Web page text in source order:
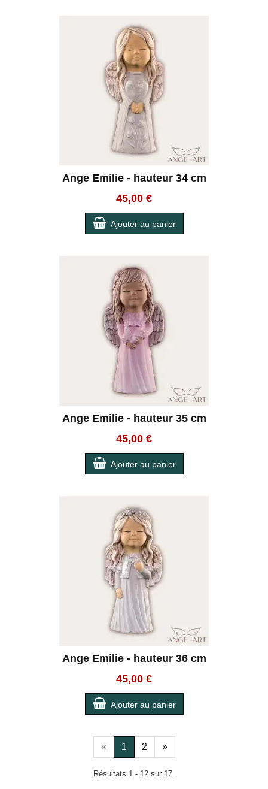
Ange Emilie - hauteur 34 cm
45,00 €
Ajouter au panier
Ange Emilie - hauteur 35 cm
45,00 €
Ajouter au panier
Ange Emilie - hauteur 36 cm
45,00 €
Ajouter au panier
« 1 2 »
Résultats 1 - 12 sur 17.